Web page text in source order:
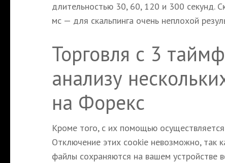
длительностью 30, 60, 120 и 300 секунд.
мс — для скальпинга очень неплохой
Торговля с 3
анализу
на Форекс
Кроме того, с их помощью
Отключение этих cookie невозможно, так
файлы сохраняются на вашем устройстве